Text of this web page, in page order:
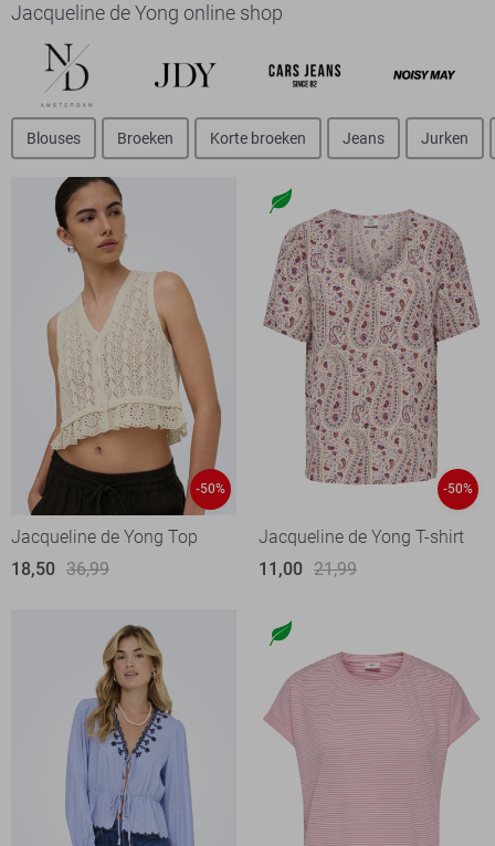
Jacqueline de Yong online shop
Blouses Broeken Korte broeken Jeans Jurken
-50%
Jacqueline de Yong Top
18,50 36,99
-50%
Jacqueline de Yong T-shirt
11,00 21,99